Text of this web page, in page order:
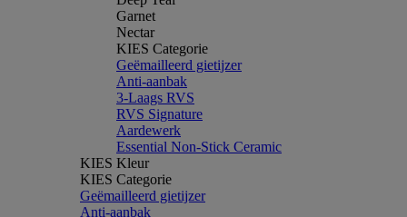
Garnet
Nectar
KIES Categorie
Geëmailleerd gietijzer
Anti-aanbak
3-Laags RVS
RVS Signature
Aardewerk
Essential Non-Stick Ceramic
KIES Kleur
KIES Categorie
Geëmailleerd gietijzer
Anti-aanbak